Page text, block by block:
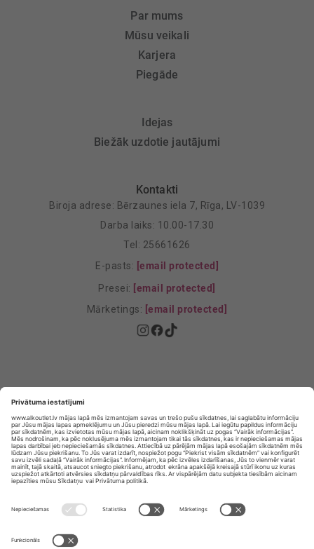
Par mums
Mūsu veikali
Karjera
Piegāde
Idejas
Biežāk uzdotie jautājumi
Kontakti
Biroja adrese: Bērzaunes iela 7, Rīga, LV-1039
Darba laiks: 10.00-17.30
Tel: 25661626
E-pasts: [email protected]
Presei: [email protected]
Mārketings: [email protected]
Privātuma Iestatījumi
E-veikala lietošanas noteikumi